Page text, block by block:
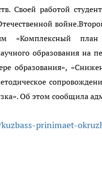
Своей работой
«Комплексный
образования на
образования»,
Об этом сообщила
prinimaet-